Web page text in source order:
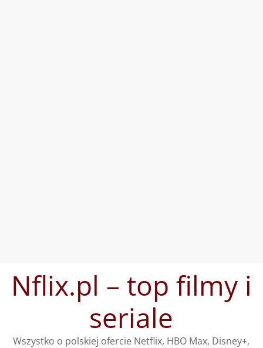
treściNflix.pl – top filmy i
seriale
Wszystko o polskiej ofercie Netflix, HBO Max, Disney+,